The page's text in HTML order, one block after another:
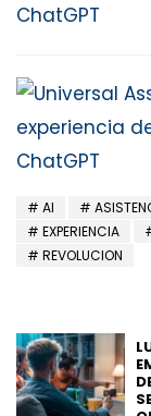
AI
EXPERIENCIA
REVOLUCION